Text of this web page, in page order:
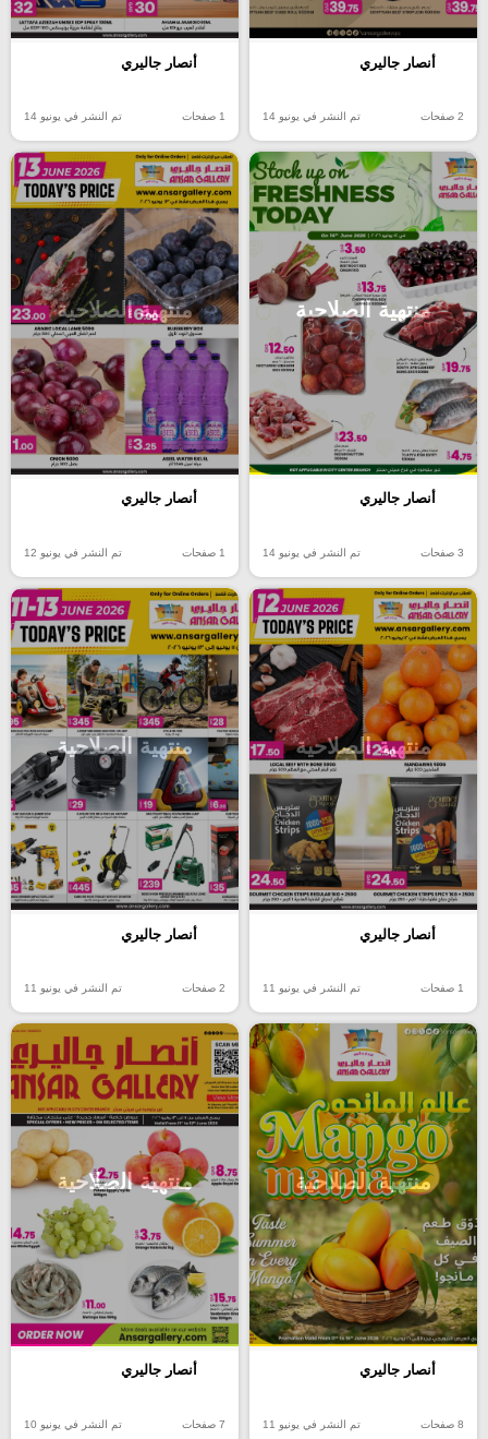
أنصار جاليري
2 صفحات تم النشر في يونيو 14
أنصار جاليري
1 صفحات تم النشر في يونيو 14
منتهية الصلاحية
أنصار جاليري
3 صفحات تم النشر في يونيو 14
منتهية الصلاحية
أنصار جاليري
1 صفحات تم النشر في يونيو 12
منتهية الصلاحية
أنصار جاليري
1 صفحات تم النشر في يونيو 11
منتهية الصلاحية
أنصار جاليري
2 صفحات تم النشر في يونيو 11
منتهية الصلاحية
أنصار جاليري
8 صفحات تم النشر في يونيو 11
منتهية الصلاحية
أنصار جاليري
7 صفحات تم النشر في يونيو 10